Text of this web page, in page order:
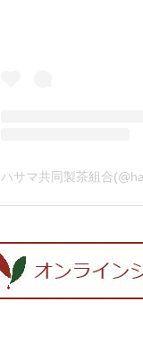
ハサマ共同製茶組合